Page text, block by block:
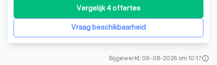
aandacht voor elke klant.
Vraag beschikbaarheid
Vergelijk 4 offertes
Bijgewerkt: 06-08-2026 om 10:17info